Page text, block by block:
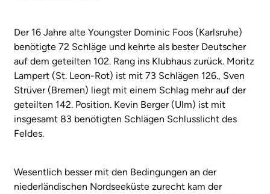
Der 16 Jahre alte Youngster Dominic Foos (Karlsruhe)
benötigte 72 Schläge und kehrte als bester Deutscher
auf dem geteilten 102. Rang ins Klubhaus zurück. Moritz
Lampert (St. Leon-Rot) ist mit 73 Schlägen 126., Sven
Strüver (Bremen) liegt mit einem Schlag mehr auf der
geteilten 142. Position. Kevin Berger (Ulm) ist mit
insgesamt 83 benötigten Schlägen Schlusslicht des
Feldes.
Wesentlich besser mit den Bedingungen an der
niederländischen Nordseeküste zurecht kam der